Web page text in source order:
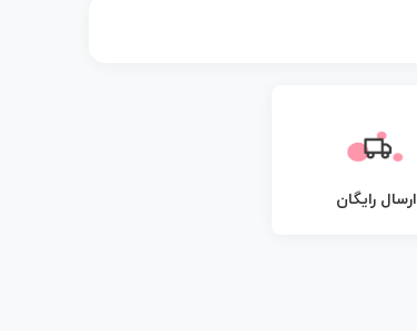
ارسال رایگان